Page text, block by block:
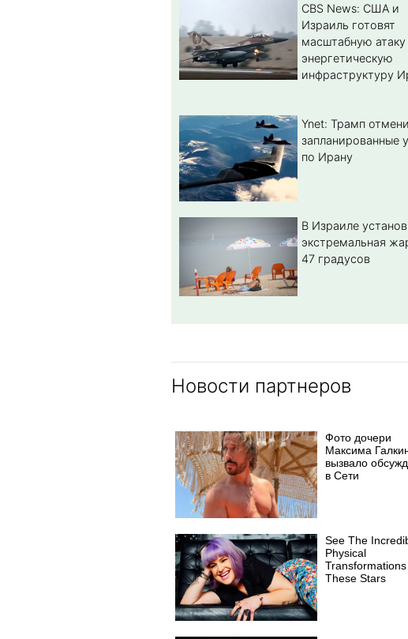
CBS News: США и
Израиль готовят
масштабную атаку
энергетическую
инфраструктуру
Ynet: Трамп
запланированные
по Ирану
В Израиле
экстремальная
47 градусов
Новости партнеров
Фото дочери
Максима
вызвало
в Сети
See The
Physical
These Stars